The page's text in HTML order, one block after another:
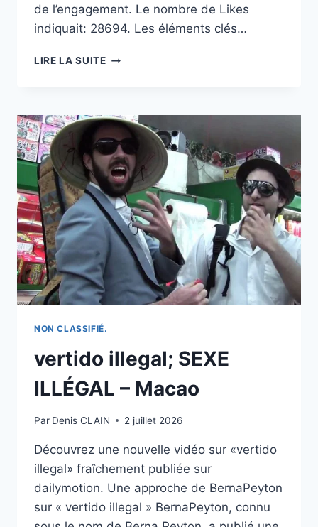
de l’engagement. Le nombre de Likes
indiquait: 28694. Les éléments clés…
LIRE LA SUITE(NID-
POULE
SUR
UN
MUR
CHANSON
+
37
MIN
DE
COMPTINES
POUR
POULE
UN
CHANSON
37
DE
COMPTINES
POUR
BÉBÉ
NON CLASSIFIÉ.
vertido illegal; SEXE
ILLÉGAL – Macao
Par Denis CLAIN 2 juillet 2026
Découvrez une nouvelle vidéo sur «vertido
illegal» fraîchement publiée sur
dailymotion. Une approche de BernaPeyton
sur « vertido illegal » BernaPeyton, connu